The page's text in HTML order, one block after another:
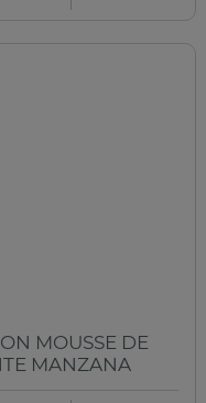
MOUSSE DE
MANZANA